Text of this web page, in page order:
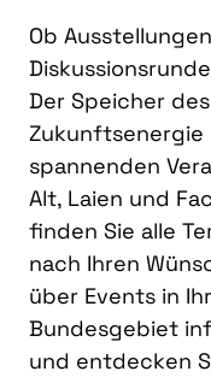
Ob
Der Speicher
Zukunftsenergie
spannenden
Alt, Laien und
finden Sie alle
nach Ihren
über Events in
Bundesgebiet
und entdecken